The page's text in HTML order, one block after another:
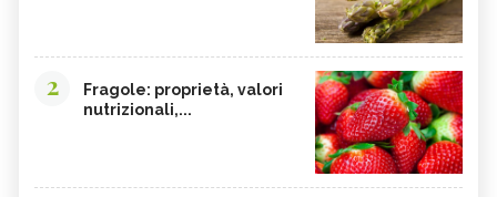
2
Fragole: proprietà, valori
nutrizionali,...